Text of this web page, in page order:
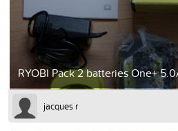
RYOBI Pack 2 batteries One+
jacques r